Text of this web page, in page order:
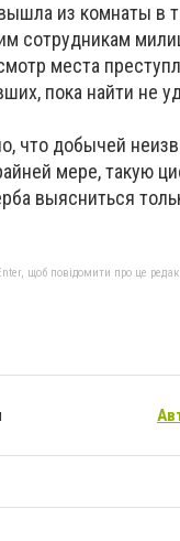
из комнаты в
сотрудникам
места
пока найти не
что добычей
мере, такую
выясниться
щоб повідомити про це